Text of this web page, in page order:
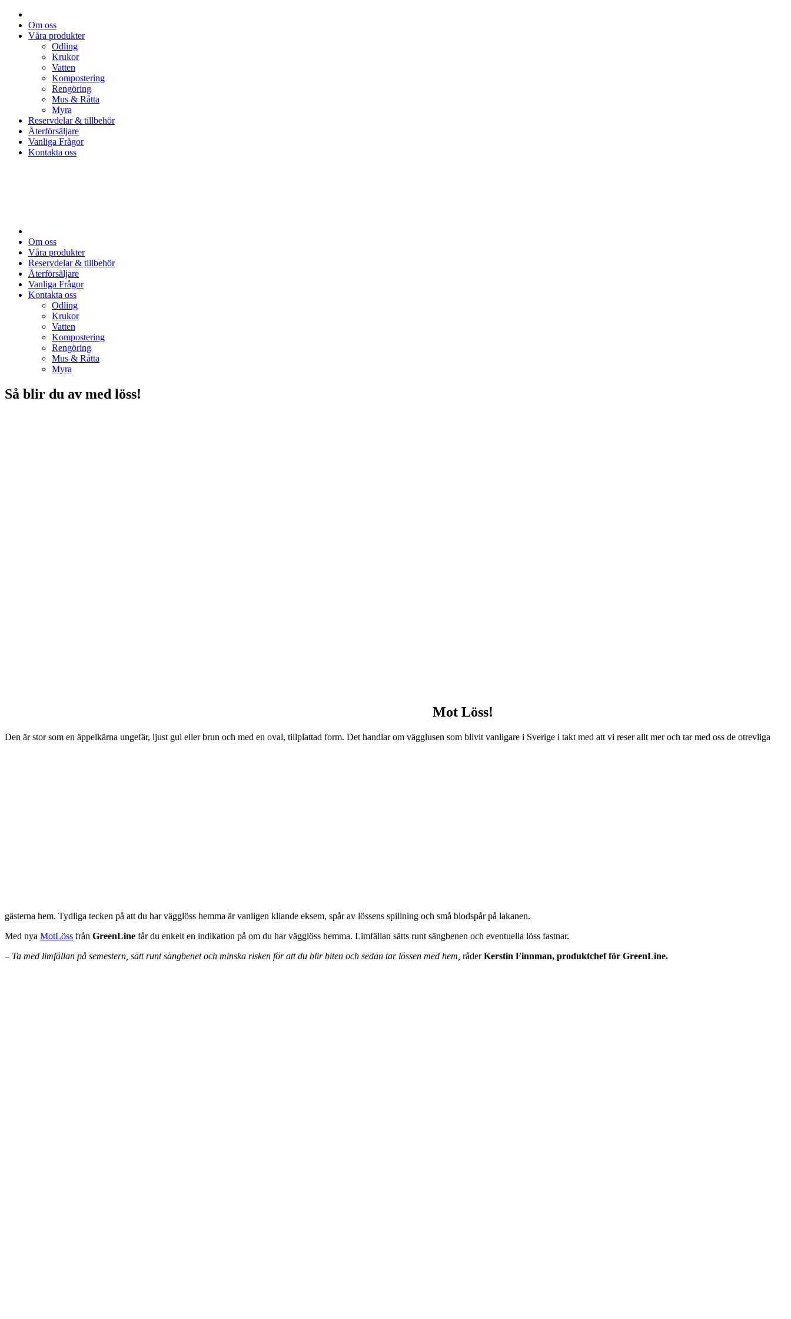
Om oss
Våra produkter
Odling
Krukor
Vatten
Kompostering
Rengöring
Mus & Råtta
Myra
Reservdelar & tillbehör
Återförsäljare
Vanliga Frågor
Kontakta oss
Om oss
Våra produkter
Reservdelar & tillbehör
Återförsäljare
Vanliga Frågor
Kontakta oss
Odling
Krukor
Vatten
Kompostering
Rengöring
Mus & Råtta
Myra
Så blir du av med löss!
Mot Löss!
Den är stor som en äppelkärna ungefär, ljust gul eller brun och med en oval, tillplattad form. Det handlar om vägglusen som blivit vanligare i Sverige i takt med att vi reser allt mer och tar med oss de otrevliga
gästerna hem. Tydliga tecken på att du har vägglöss hemma är vanligen kliande eksem, spår av lössens spillning och små blodspår på lakanen.
Med nya MotLöss från GreenLine får du enkelt en indikation på om du har vägglöss hemma. Limfällan sätts runt sängbenen och eventuella löss fastnar.
– Ta med limfällan på semestern, sätt runt sängbenet och minska risken för att du blir biten och sedan tar lössen med hem, råderKerstin Finnman, produktchef för GreenLine.